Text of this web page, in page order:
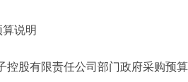
说明
股有限责任公司部门政府采购预算